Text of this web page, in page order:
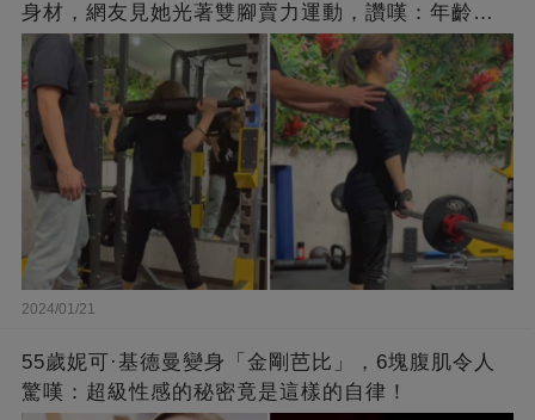
身材，網友見她光著雙腳賣力運動，讚嘆：年齡不
過是個數字！
2024/01/21
55歲妮可·基德曼變身「金剛芭比」，6塊腹肌令人
驚嘆：超級性感的秘密竟是這樣的自律！